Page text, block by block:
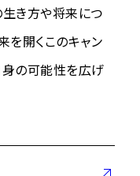
生き方や将来につ
を開くこのキャン
身の可能性を広げ